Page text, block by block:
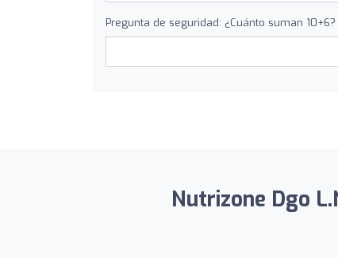
Pregunta de seguridad: ¿Cuánto suman 10+6?
Nutrizone Dgo